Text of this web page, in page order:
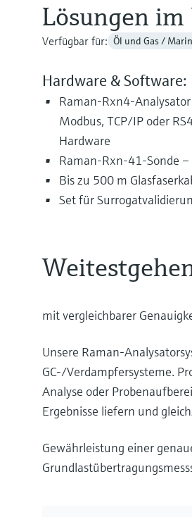
Lösungen
Verfügbar für: Öl und Gas /
Hardware & Software:
Raman-Rxn4-
Modbus, TCP/IP oder
Hardware
Raman-Rxn-41-Sonde
Bis zu 500 m
Set für
mit vergleichbarer
Unsere Raman-
GC-/Verdampfersysteme.
Analyse oder
Ergebnisse liefern und
Gewährleistung einer